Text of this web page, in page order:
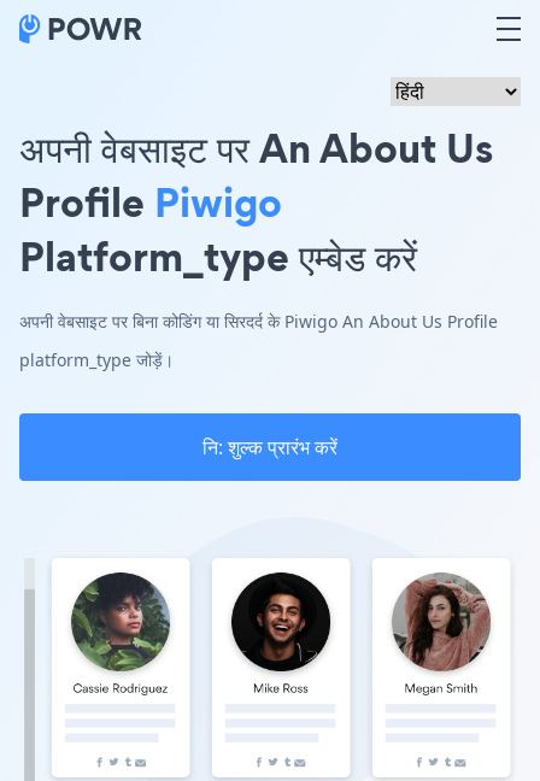
अपनी वेबसाइट पर An About Us
Profile Piwigo
Platform_type एम्बेड करें
अपनी वेबसाइट पर बिना कोडिंग या सिरदर्द के Piwigo An About Us Profile
platform_type जोड़ें।
नि: शुल्क प्रारंभ करें